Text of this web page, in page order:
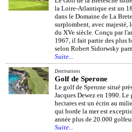
la Loire-Atlantique est un
dans le Domaine de La
surplombent, avec majesté,
du XVe siècle. Conçu par
1967, il fait partie des plus
selon Robert Sidorwsky
Suite...
Destinations
Golf de Sperone
Le golf de Sperone situé
Jacques Dewez en 1990.
hectares est un écrin au
qui borde la mer est
année plus de 20.000
Suite...